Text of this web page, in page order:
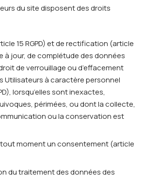
du site disposent des droits
15 RGPD) et de rectification (article
à jour, de complétude des données
de verrouillage ou d’effacement
Utilisateurs à caractère personnel
lorsqu’elles sont inexactes,
périmées, ou dont la collecte,
ou la conservation est
moment un consentement (article
du traitement des données des